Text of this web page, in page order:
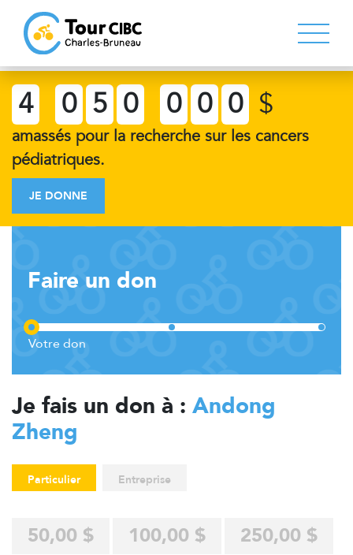
4 0 5 0 0 0 0 $
amassés pour la recherche sur les cancers
pédiatriques.
JE DONNE
Faire un don
Je fais un don à : Andong
Zheng
Particulier Entreprise
50,00 $ 100,00 $
250,00 $